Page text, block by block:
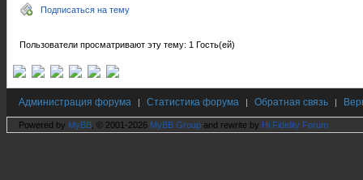
Подписаться на тему
Пользователи просматривают эту тему: 1 Гость(ей)
Администрация форума | Статистика форума | Обратная связь |
Powered by MyBB , © 2001-2026 MyBB Group and rewrite by Hi Fidelity Forum